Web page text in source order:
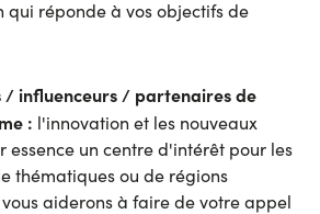
qui réponde à vos objectifs de
/ influenceurs / partenaires de
: l'innovation et les nouveaux
essence un centre d'intérêt pour les
thématiques ou de régions
vous aiderons à faire de votre appel